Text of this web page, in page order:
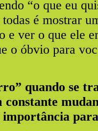
“o que eu
é mostrar
e ver o que ele
o óbvio para
quando se
constante